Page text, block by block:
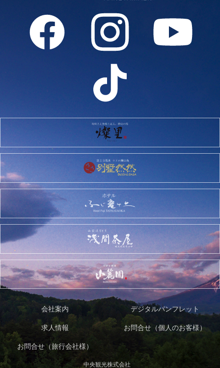
会社案内 デジタルパンフレット
求人情報 お問合せ（個人のお客様）
お問合せ（旅行会社様）
中央観光株式会社